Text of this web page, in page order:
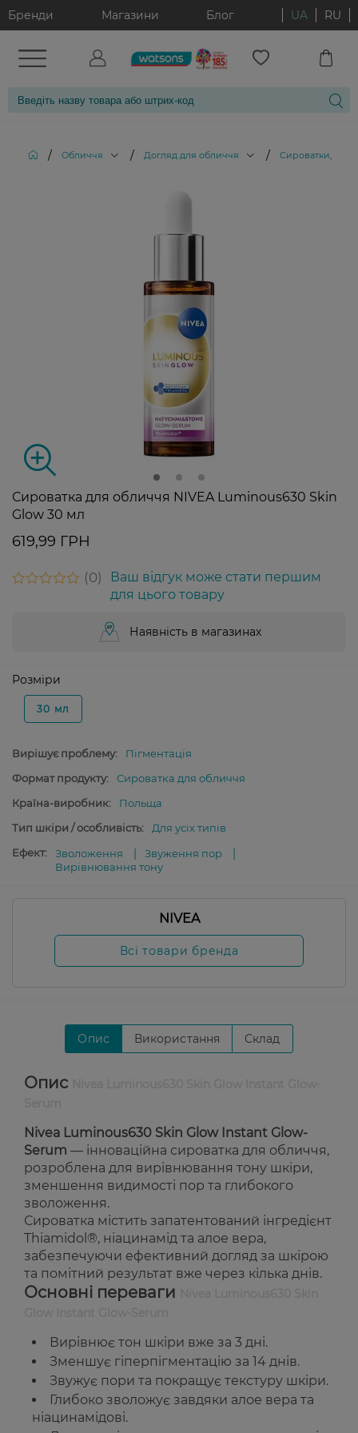
Бренди Магазини Блог UA RU
/ Обличчя / Догляд для обличчя / Сироватки,
Сироватка для обличчя NIVEA Luminous630 Skin
Glow 30 мл
619,99 ГРН
0
Ваш відгук може стати першим
для цього товару
Наявність в магазинах
Розміри
30 мл
Вирішує проблему:
Пігментація
Формат продукту:
Сироватка для обличчя
Країна-виробник:
Польща
Тип шкіри / особливість:
Для усіх типів
Ефект:
Зволоження
Звуження пор
Вирівнювання тону
NIVEA
Всі товари бренда
Опис Використання Склад
Опис
Nivea Luminous630 Skin Glow Instant Glow-
Serum — інноваційна сироватка для обличчя,
розроблена для вирівнювання тону шкіри,
зменшення видимості пор та глибокого
зволоження.
Сироватка містить запатентований інгредієнт
Thiamidol®, ніацинамід та алое вера,
забезпечуючи ефективний догляд за шкірою
та помітний результат вже через кілька днів.
Основні переваги
Вирівнює тон шкіри вже за 3 дні.
Зменшує гіперпігментацію за 14 днів.
Звужує пори та покращує текстуру шкіри.
Глибоко зволожує завдяки алое вера та
ніацинамідові.